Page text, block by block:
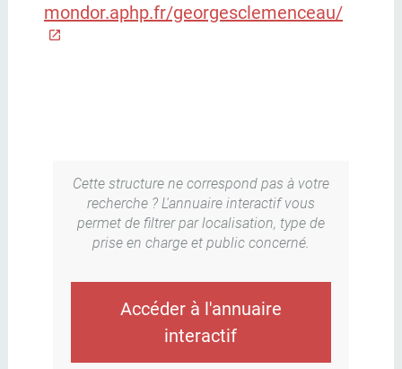
mondor.aphp.fr/georgesclemenceau/
Cette structure ne correspond pas à votre
recherche ? L'annuaire interactif vous
permet de filtrer par localisation, type de
prise en charge et public concerné.
Accéder à l'annuaire
interactif